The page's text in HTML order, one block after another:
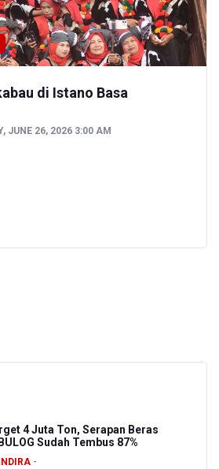
di Istano Basa
JUNE 26, 2026 3:00 AM
4 Juta Ton, Serapan Beras
Sudah Tembus 87%